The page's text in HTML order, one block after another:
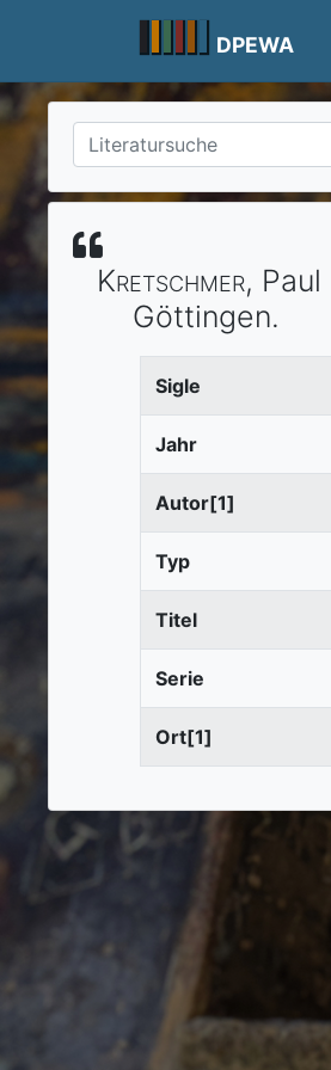
DPEWA
Kretschmer, Paul
Göttingen.
Sigle
Jahr
Autor[1]
Typ
Titel
Serie
Ort[1]